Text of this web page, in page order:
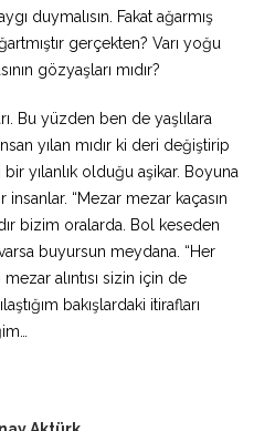
duymalısın. Fakat ağarmış
gerçekten? Varı yoğu
gözyaşları mıdır?
Bu yüzden ben de yaşlılara
yılan mıdır ki deri değiştirip
yılanlık olduğu aşikar. Boyuna
insanlar. “Mezar mezar kaçasın
bizim oralarda. Bol keseden
buyursun meydana. “Her
alıntısı sizin için de
bakışlardaki itirafları